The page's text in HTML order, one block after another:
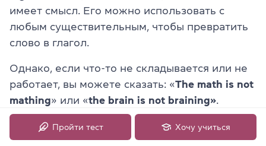
имеет смысл. Его можно использовать с
любым существительным, чтобы превратить
слово в глагол.
Однако, если что-то не складывается или не
работает, вы можете сказать: «The math is not
mathing» или «the brain is not braining».
Пройти тест Хочу учиться